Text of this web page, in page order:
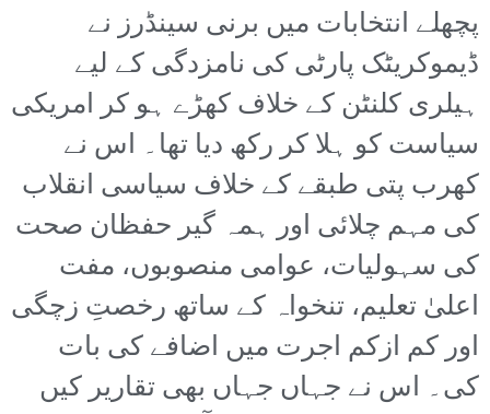
پچھلے انتخابات میں برنی سینڈرز نے
ڈیموکریٹک پارٹی کی نامزدگی کے لیے
ہیلری کلنٹن کے خلاف کھڑے ہو کر امریکی
سیاست کو ہلا کر رکھ دیا تھا۔ اس نے
کھرب پتی طبقے کے خلاف سیاسی انقلاب
کی مہم چلائی اور ہمہ گیر حفظان صحت
کی سہولیات، عوامی منصوبوں، مفت
اعلیٰ تعلیم، تنخواہ کے ساتھ رخصتِ زچگی
اور کم ازکم اجرت میں اضافے کی بات
کی۔ اس نے جہاں جہاں بھی تقاریر کیں